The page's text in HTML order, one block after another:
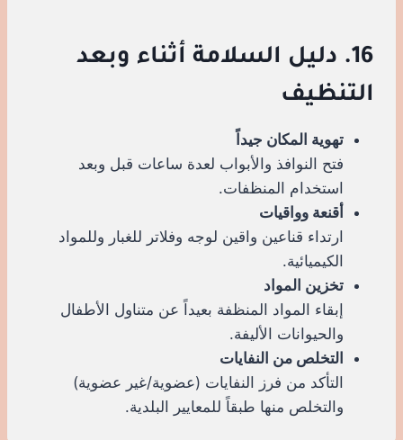
16. دليل السلامة أثناء وبعد
التنظيف
تهوية المكان جيداً
فتح النوافذ والأبواب لعدة ساعات قبل وبعد
استخدام المنظفات.
أقنعة وواقيات
ارتداء قناعين واقين لوجه وفلاتر للغبار وللمواد
الكيميائية.
تخزين المواد
إبقاء المواد المنظفة بعيداً عن متناول الأطفال
والحيوانات الأليفة.
التخلص من النفايات
التأكد من فرز النفايات (عضوية/غير عضوية)
والتخلص منها طبقاً للمعايير البلدية.